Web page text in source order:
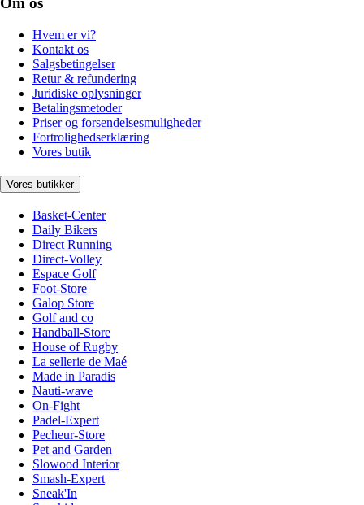
Hvem er vi?
Kontakt os
Salgsbetingelser
Retur & refundering
Juridiske oplysninger
Betalingsmetoder
Priser og forsendelsesmuligheder
Fortrolighedserklæring
Vores butik
Vores butikker
Basket-Center
Daily Bikers
Direct Running
Direct-Volley
Espace Golf
Foot-Store
Galop Store
Golf and co
Handball-Store
House of Rugby
La sellerie de Maé
Made in Paradis
Nauti-wave
On-Fight
Padel-Expert
Pecheur-Store
Pet and Garden
Slowood Interior
Smash-Expert
Sneak'In